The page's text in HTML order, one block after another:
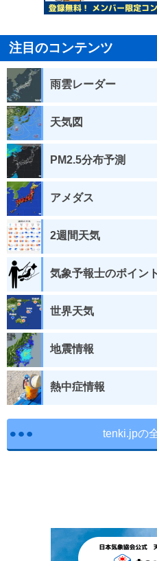
注目のコンテンツ
雨雲レーダー
天気図
PM2.5分布予測
アメダス
2週間天気
気象予報士のポイン
世界天気
地震情報
熱中症情報
tenki.jpの